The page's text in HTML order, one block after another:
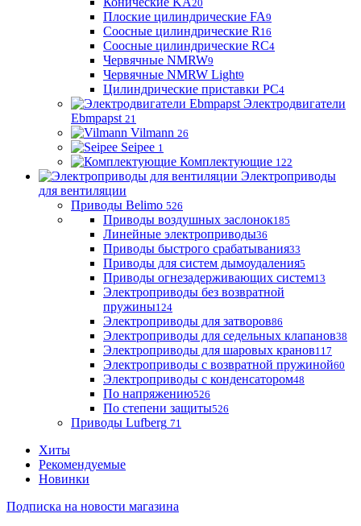
20
Плоские цилиндрические FA9
Соосные цилиндрические R 16
Соосные цилиндрические RC4
Червячные NMRW9
Червячные NMRW Light9
Цилиндрические приставки PC4
Электродвигатели
Ebmpapst 21
Vilmann 26
Seipee 1
Комплектующие 122
Электроприводы
для вентиляции
Приводы Belimo 526
Приводы воздушных заслонок185
Линейные электроприводы36
Приводы быстрого срабатывания33
Приводы для систем дымоудаления5
Приводы огнезадерживающих систем13
Электроприводы без возвратной
пружины124
Электроприводы для затворов86
Электроприводы для седельных клапанов38
Электроприводы для шаровых кранов117
Электроприводы с возвратной пружиной60
Электроприводы с конденсатором48
По напряжению526
По степени защиты526
Приводы Lufberg 71
Хиты
Рекомендуемые
Новинки
Подписка на новости магазина